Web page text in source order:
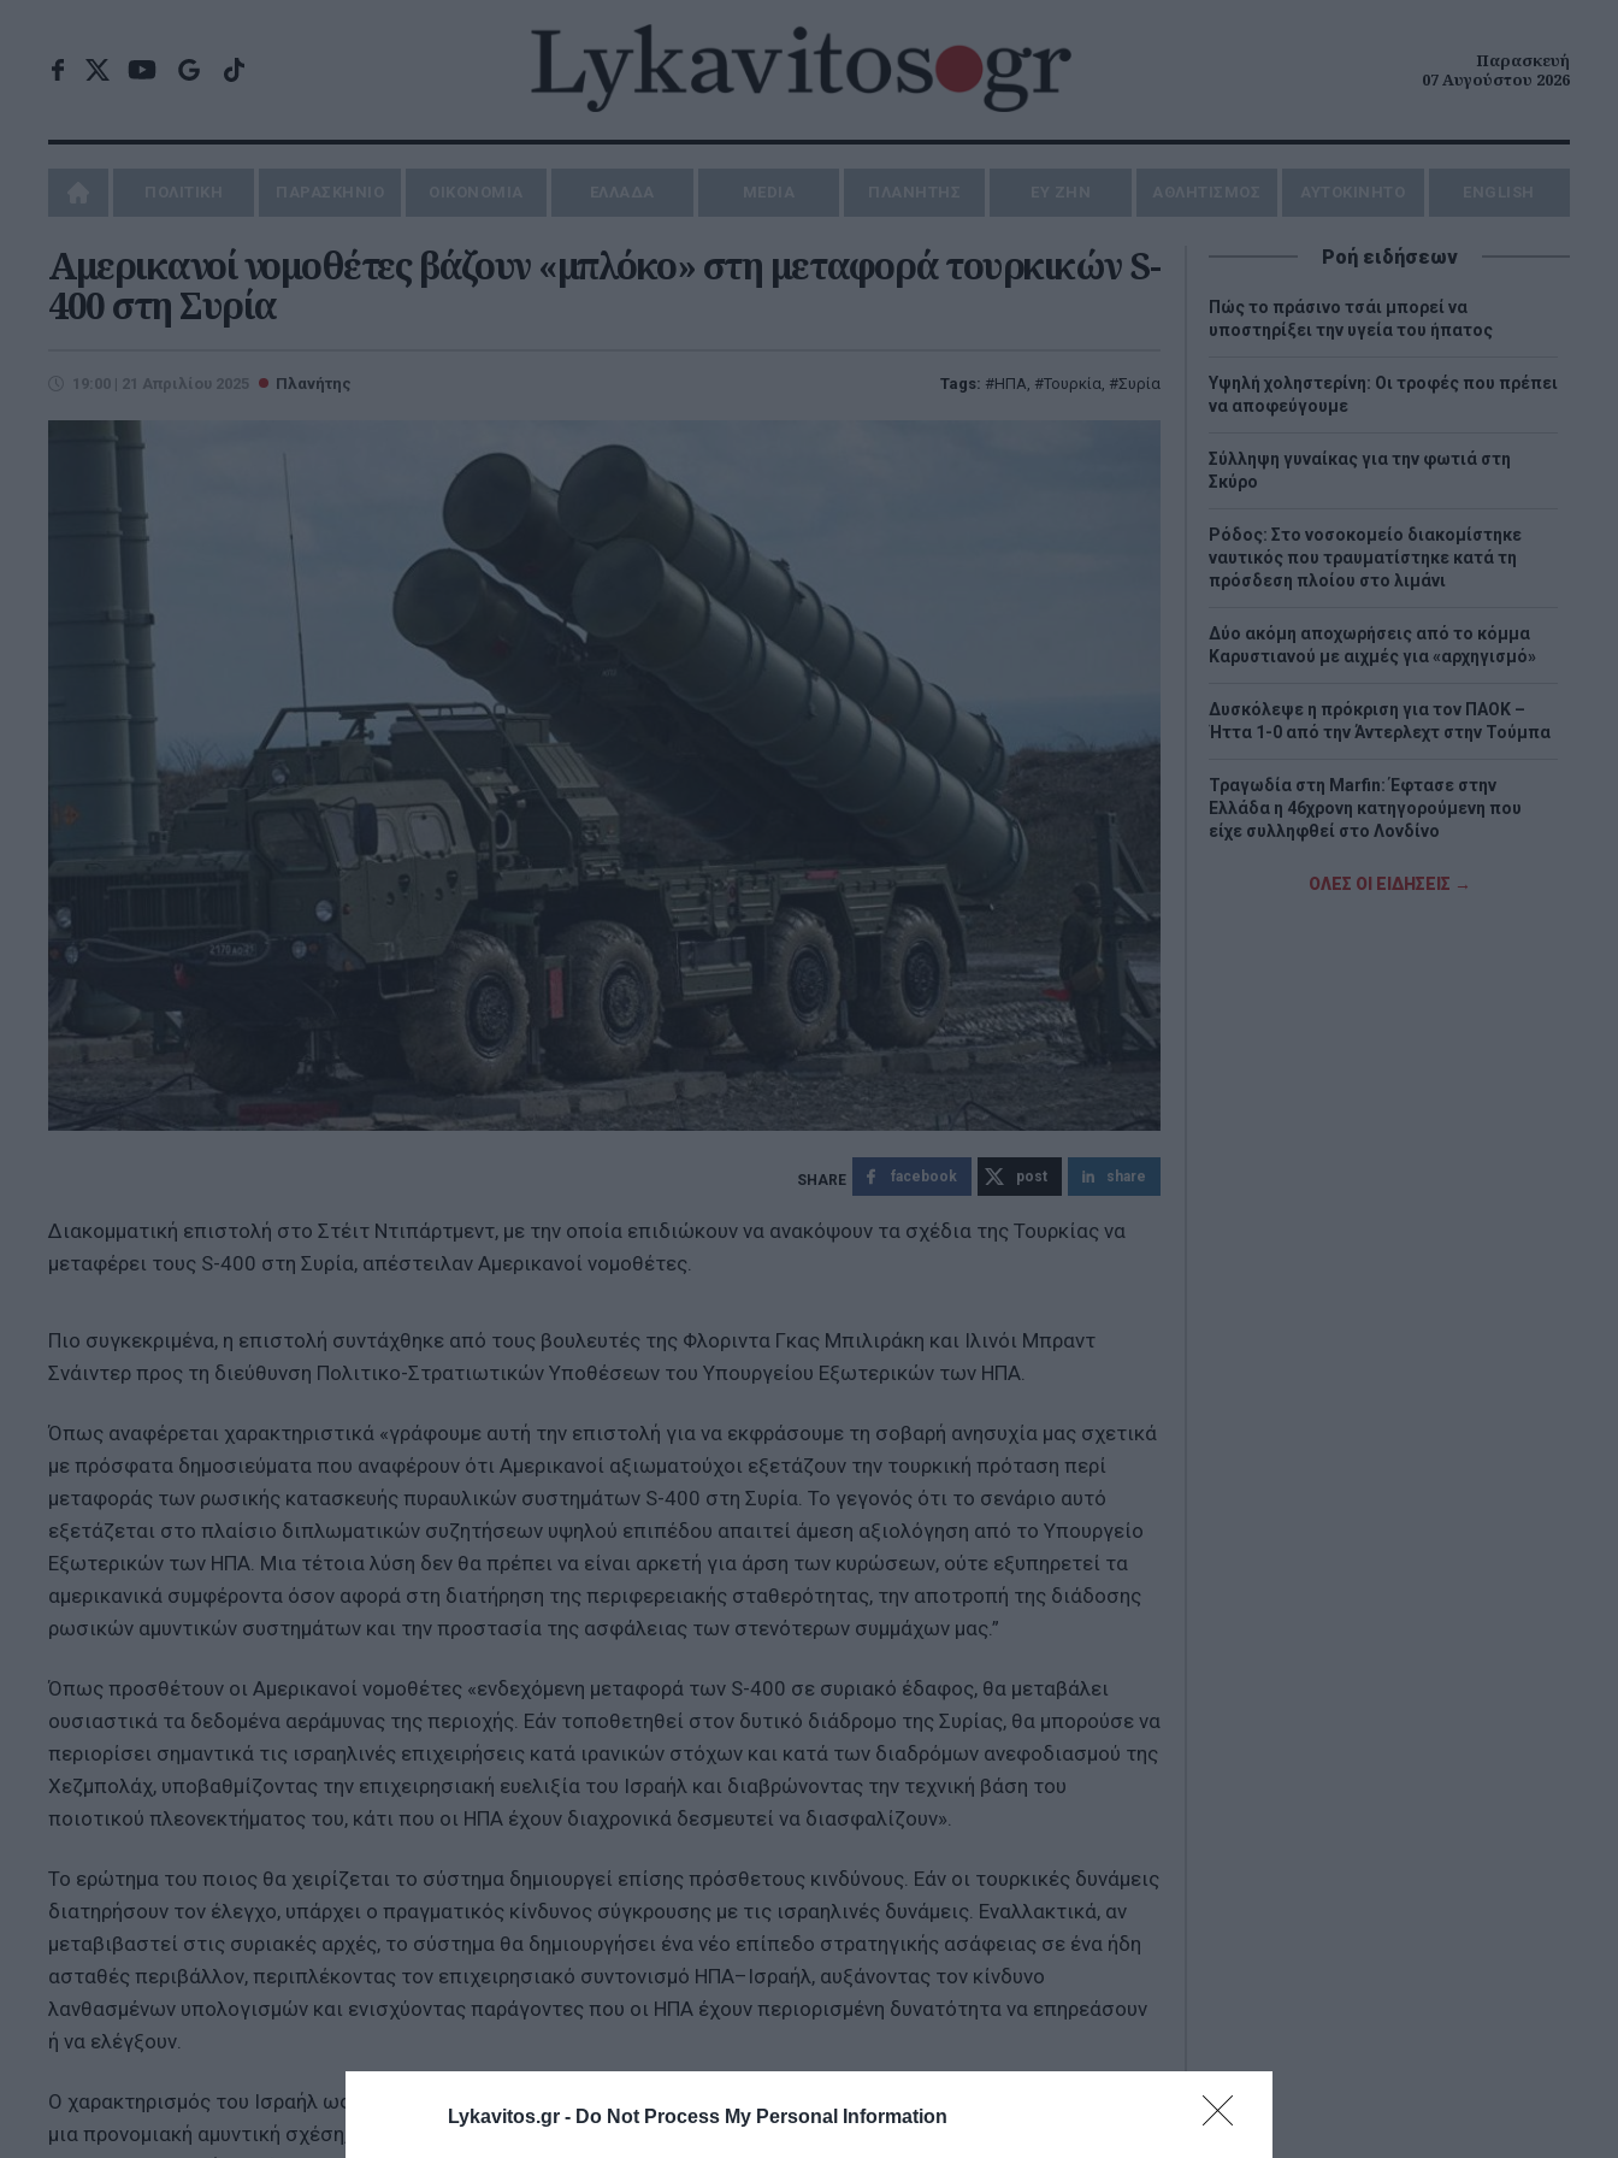
Lykavitos.gr - Do Not Process My Personal Information
Παρασκευή
07 Αυγούστου 2026
Αμερικανοί νομοθέτες βάζουν «μπλόκο» στη μεταφορά τουρκικών S-
400 στη Συρία
19:00 | 21 Απριλίου 2025 Πλανήτης Tags: ΗΠΑ, Τουρκία, Συρία
facebook post share
Διακομματική επιστολή στο Στέιτ Ντιπάρτμεντ, με την οποία επιδιώκουν να ανακόψουν τα σχέδια της Τουρκίας να
μεταφέρει τους S-400 στη Συρία, απέστειλαν Αμερικανοί νομοθέτες.
Πιο συγκεκριμένα, η επιστολή συντάχθηκε από τους βουλευτές της Φλοριντα Γκας Μπιλιράκη και Ιλινόι Μπραντ
Σνάιντερ προς τη διεύθυνση Πολιτικο-Στρατιωτικών Υποθέσεων του Υπουργείου Εξωτερικών των ΗΠΑ.
Όπως αναφέρεται χαρακτηριστικά «γράφουμε αυτή την επιστολή για να εκφράσουμε τη σοβαρή ανησυχία μας σχετικά
με πρόσφατα δημοσιεύματα που αναφέρουν ότι Αμερικανοί αξιωματούχοι εξετάζουν την τουρκική πρόταση περί
μεταφοράς των ρωσικής κατασκευής πυραυλικών συστημάτων S-400 στη Συρία. Το γεγονός ότι το σενάριο αυτό
εξετάζεται στο πλαίσιο διπλωματικών συζητήσεων υψηλού επιπέδου απαιτεί άμεση αξιολόγηση από το Υπουργείο
Εξωτερικών των ΗΠΑ. Μια τέτοια λύση δεν θα πρέπει να είναι αρκετή για άρση των κυρώσεων, ούτε εξυπηρετεί τα
αμερικανικά συμφέροντα όσον αφορά στη διατήρηση της περιφερειακής σταθερότητας, την αποτροπή της διάδοσης
ρωσικών αμυντικών συστημάτων και την προστασία της ασφάλειας των στενότερων συμμάχων μας.”
Όπως προσθέτουν οι Αμερικανοί νομοθέτες «ενδεχόμενη μεταφορά των S-400 σε συριακό έδαφος, θα μεταβάλει
ουσιαστικά τα δεδομένα αεράμυνας της περιοχής. Εάν τοποθετηθεί στον δυτικό διάδρομο της Συρίας, θα μπορούσε να
περιορίσει σημαντικά τις ισραηλινές επιχειρήσεις κατά ιρανικών στόχων και κατά των διαδρόμων ανεφοδιασμού της
Χεζμπολάχ, υποβαθμίζοντας την επιχειρησιακή ευελιξία του Ισραήλ και διαβρώνοντας την τεχνική βάση του
ποιοτικού πλεονεκτήματος του, κάτι που οι ΗΠΑ έχουν διαχρονικά δεσμευτεί να διασφαλίζουν».
Το ερώτημα του ποιος θα χειρίζεται το σύστημα δημιουργεί επίσης πρόσθετους κινδύνους. Εάν οι τουρκικές δυνάμεις
διατηρήσουν τον έλεγχο, υπάρχει ο πραγματικός κίνδυνος σύγκρουσης με τις ισραηλινές δυνάμεις. Εναλλακτικά, αν
μεταβιβαστεί στις συριακές αρχές, το σύστημα θα δημιουργήσει ένα νέο επίπεδο στρατηγικής ασάφειας σε ένα ήδη
ασταθές περιβάλλον, περιπλέκοντας τον επιχειρησιακό συντονισμό ΗΠΑ–Ισραήλ, αυξάνοντας τον κίνδυνο
λανθασμένων υπολογισμών και ενισχύοντας παράγοντες που οι ΗΠΑ έχουν περιορισμένη δυνατότητα να επηρεάσουν
ή να ελέγξουν.
Ο χαρακτηρισμός του Ισραήλ ως Σημαντικού Μη-ΝΑΤΟϊκού Συμμάχου και Μείζονος Στρατηγικού Εταίρου κωδικοποιεί
μια προνομιακή αμυντική σχέση, η οποία προϋποθέτει, κατ’ ελάχιστον, ότι οι αποφάσεις των ΗΠΑ δεν υπονομεύουν
Ροή ειδήσεων
Πώς το πράσινο τσάι μπορεί να
υποστηρίξει την υγεία του ήπατος
Υψηλή χοληστερίνη: Οι τροφές που πρέπει
να αποφεύγουμε
Σύλληψη γυναίκας για την φωτιά στη
Σκύρο
Ρόδος: Στο νοσοκομείο διακομίστηκε
ναυτικός που τραυματίστηκε κατά τη
πρόσδεση πλοίου στο λιμάνι
Δύο ακόμη αποχωρήσεις από το κόμμα
Καρυστιανού με αιχμές για «αρχηγισμό»
Δυσκόλεψε η πρόκριση για τον ΠΑΟΚ –
Ήττα 1-0 από την Άντερλεχτ στην Τούμπα
Τραγωδία στη Marfin: Έφτασε στην
Ελλάδα η 46χρονη κατηγορούμενη που
είχε συλληφθεί στο Λονδίνο
Τζόκερ: Η κλήρωση της Πέμπτης - Οι
ΟΛΕΣ ΟΙ ΕΙΔΗΣΕΙΣ →